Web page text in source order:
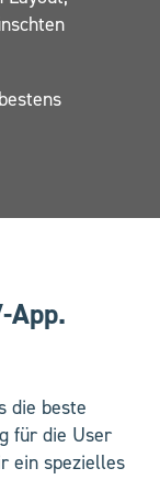
App.
die beste
für die User
ein spezielles